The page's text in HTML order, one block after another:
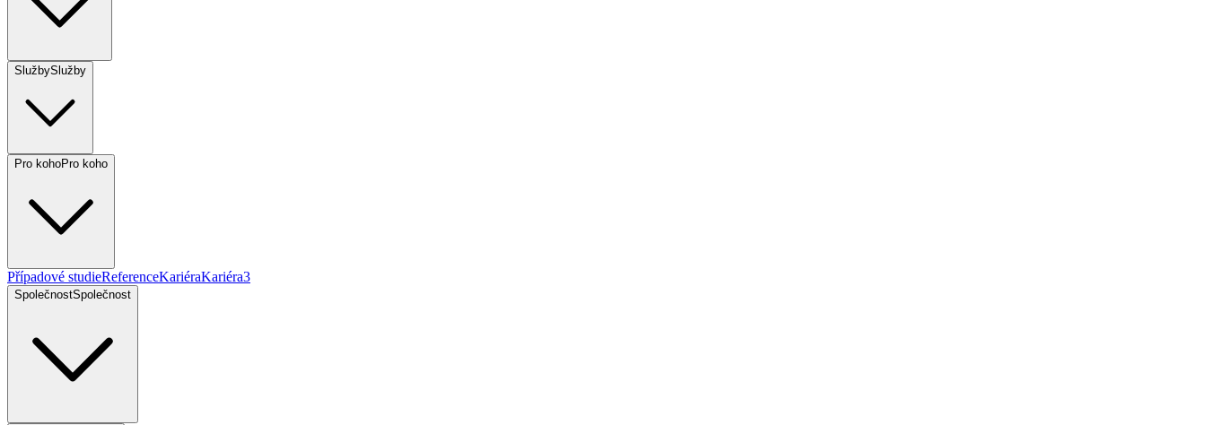
SlužbySlužby
Pro kohoPro koho
Případové studieReferenceKariéraKariéra3
SpolečnostSpolečnost